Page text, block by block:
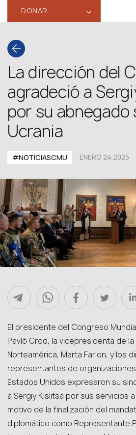
DONAR ‹
La dirección del
agradeció a
por su abnegado
Ucrania
#NOTICIASCMU ENERO 24,2025
El presidente del Congreso
Pavló Grod, la vicepresidenta de la
Norteamérica, Marta Farion, y los
representantes de
Estados Unidos expresaron su
a Sergiy Kislitsa por sus servicios
motivo de la finalización del
diplomático como Representante